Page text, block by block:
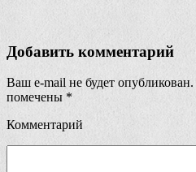
Добавить комментарий
Ваш e-mail не будет опубликован.
помечены *
Комментарий